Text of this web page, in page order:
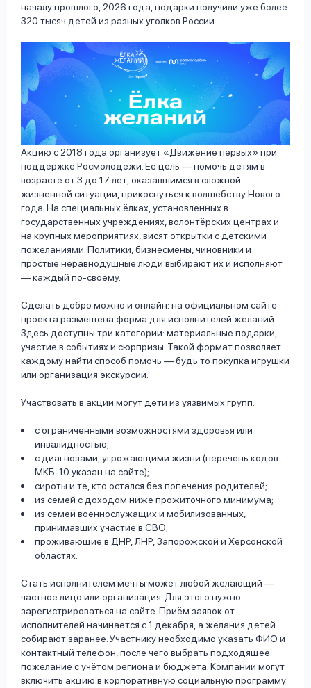
началу прошлого, 2026 года, подарки получили уже более
320 тысяч детей из разных уголков России.
Акцию с 2018 года организует «Движение первых» при
поддержке Росмолодёжи. Её цель — помочь детям в
возрасте от 3 до 17 лет, оказавшимся в сложной
жизненной ситуации, прикоснуться к волшебству Нового
года. На специальных ёлках, установленных в
государственных учреждениях, волонтёрских центрах и
на крупных мероприятиях, висят открытки с детскими
пожеланиями. Политики, бизнесмены, чиновники и
простые неравнодушные люди выбирают их и исполняют
— каждый по-своему.
Сделать добро можно и онлайн: на официальном сайте
проекта размещена форма для исполнителей желаний.
Здесь доступны три категории: материальные подарки,
участие в событиях и сюрпризы. Такой формат позволяет
каждому найти способ помочь — будь то покупка игрушки
или организация экскурсии.
Участвовать в акции могут дети из уязвимых групп:
с ограниченными возможностями здоровья или
инвалидностью;
с диагнозами, угрожающими жизни (перечень кодов
МКБ-10 указан на сайте);
сироты и те, кто остался без попечения родителей;
из семей с доходом ниже прожиточного минимума;
из семей военнослужащих и мобилизованных,
принимавших участие в СВО;
проживающие в ДНР, ЛНР, Запорожской и Херсонской
областях.
Стать исполнителем мечты может любой желающий —
частное лицо или организация. Для этого нужно
зарегистрироваться на сайте. Приём заявок от
исполнителей начинается с 1 декабря, а желания детей
собирают заранее. Участнику необходимо указать ФИО и
контактный телефон, после чего выбрать подходящее
пожелание с учётом региона и бюджета. Компании могут
включить акцию в корпоративную социальную программу